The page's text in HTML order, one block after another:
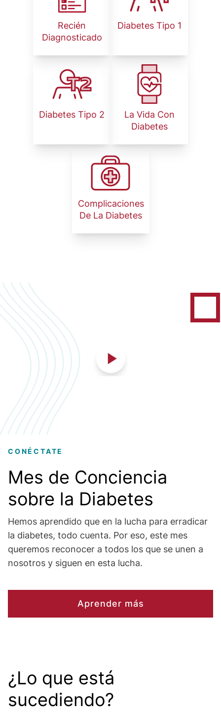
Recién
Diagnosticado
Diabetes Tipo 1
Image
Diabetes Tipo 2
Image
La Vida Con
Diabetes
Image
Complicaciones
De La Diabetes
CONÉCTATE
Mes de Conciencia
sobre la Diabetes
Hemos aprendido que en la lucha para erradicar
la diabetes, todo cuenta. Por eso, este mes
queremos reconocer a todos los que se unen a
nosotros y siguen en esta lucha.
Aprender más
¿Lo que está
sucediendo?